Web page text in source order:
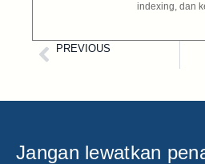
indexing, dan
PREVIOUS
Jangan lewatkan